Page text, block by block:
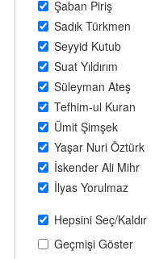
Şaban Piriş
Sadık Türkmen
Seyyid Kutub
Suat Yıldırım
Süleyman Ateş
Tefhim-ul Kuran
Ümit Şimşek
Yaşar Nuri Öztürk
İskender Ali Mihr
İlyas Yorulmaz
Hepsini Seç/Kaldır
Geçmişi Göster